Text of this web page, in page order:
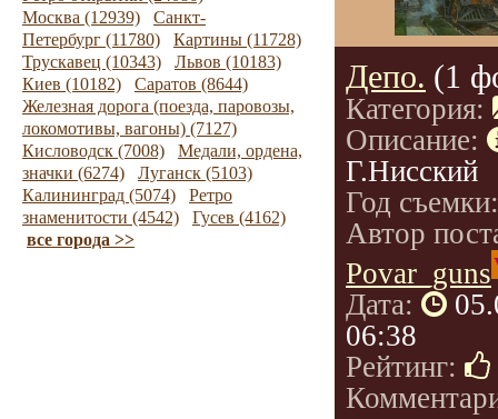
Москва (12939)
Санкт-
Петербург (11780)
Картины (11728)
Трускавец (10343)
Львов (10183)
Киев (10182)
Саратов (8644)
Железная дорога (поезда, паровозы,
локомотивы, вагоны) (7127)
Кисловодск (7008)
Медали, ордена,
значки (6274)
Луганск (5103)
Калининград (5074)
Ретро
знаменитости (4542)
Гусев (4162)
все города >>
Депо. (1
Категория:
Описание:
Г.Нисский
Год
Автор
Povar_guns
Дата:
06:38
Рейтинг: